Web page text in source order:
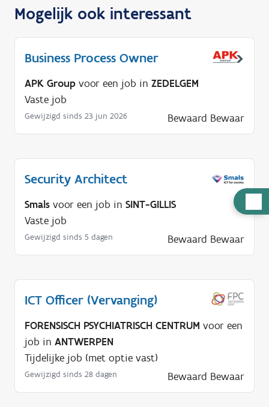
u
o
d
g
Mogelijk ook interessant
Business Process Owner
APK Group voor een job in ZEDELGEM
Vaste job
Gewijzigd sinds 23 jun 2026 Bewaard Bewaar
Security Architect
Smals voor een job in SINT-GILLIS
Vaste job
Gewijzigd sinds 5 dagen Bewaard Bewaar
ICT Officer (Vervanging)
FORENSISCH PSYCHIATRISCH CENTRUM voor een
job in ANTWERPEN
Tijdelijke job (met optie vast)
Gewijzigd sinds 28 dagen Bewaard Bewaar